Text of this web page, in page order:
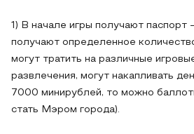
1) В начале игры получают паспорт
получают определенное
могут тратить на различные
развлечения, могут накапливать
7000 минирублей, то можно
стать Мэром города).